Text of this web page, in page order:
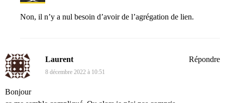
Non, il n’y a nul besoin d’avoir de l’agrégation de lien.
Laurent
8 décembre 2022 à 10:51
Bonjour
Répondre